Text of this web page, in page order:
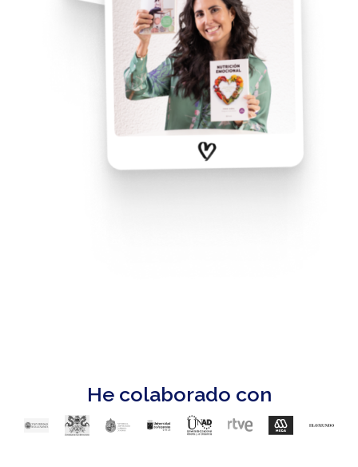
He colaborado con